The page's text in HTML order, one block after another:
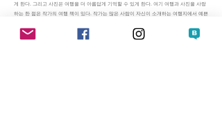
게 한다. 그리고 사진은 여행을 더 아름답게 기억할 수 있게 한다. 여기 여행과 사진을 사랑
하는 한 젊은 작가의 여행 책이 있다. 작가는 많은 사람이 자신이 소개하는 여행지에서 예쁜